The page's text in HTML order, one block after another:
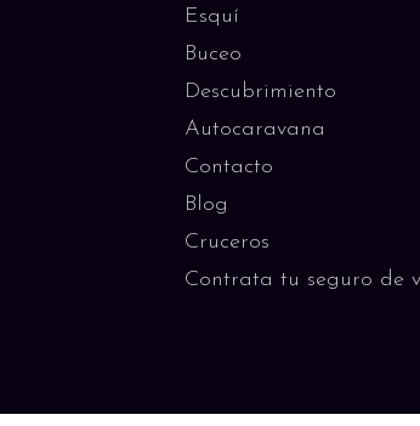
Esquí
Buceo
Descubrimiento
Autocaravana
Contacto
Blog
Cruceros
Contrata tu seguro de